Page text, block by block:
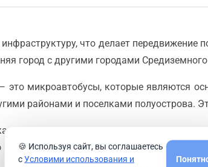
что делает
город с другими городами
микроавтобусы, которые являются
районами и поселками полуострова.
рядом с отелями и туристическими
поездках на дальние расстояния.
🍪 Используя сайт, вы соглашаетесь
сУсловими использования и